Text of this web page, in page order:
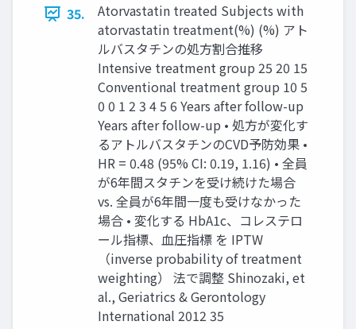
35.
Atorvastatin treated Subjects with
atorvastatin treatment(%) (%) アト
ルバスタチンの処方割合推移
Intensive treatment group 25 20 15
Conventional treatment group 10 5
0 0 1 2 3 4 5 6 Years after follow-up
Years after follow-up • 処方が変化す
るアトルバスタチンのCVD予防効果 •
HR = 0.48 (95% CI: 0.19, 1.16) • 全員
が6年間スタチンを受け続けた場合
vs. 全員が6年間一度も受けなかった
場合 • 変化する HbA1c、コレステロ
ール指標、血圧指標 を IPTW
（inverse probability of treatment
weighting） 法で調整 Shinozaki, et
al., Geriatrics & Gerontology
International 2012 35